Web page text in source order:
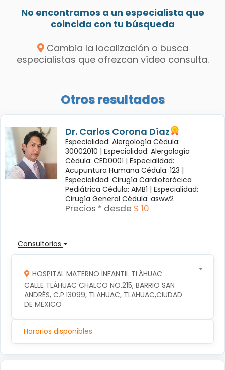
No encontramos a un especialista que
coincida con tu búsqueda
Cambia la localización o busca
especialistas que ofrezcan vídeo consulta.
Otros resultados
Dr. Carlos Corona Díaz
Especialidad: Alergología Cédula:
30002010 | Especialidad: Alergología
Cédula: CED0001 | Especialidad:
Acupuntura Humana Cédula: 123 |
Especialidad: Cirugía Cardiotorácica
Pediátrica Cédula: AMB1 | Especialidad:
Cirugía General Cédula: asww2
Precios * desde $ 10
Consultorios
HOSPITAL MATERNO INFANTIL TLÁHUAC
CALLE TLÁHUAC CHALCO NO.215, BARRIO SAN
ANDRÉS, C.P.13099, TLAHUAC, TLAHUAC,CIUDAD
DE MEXICO
Horarios disponibles